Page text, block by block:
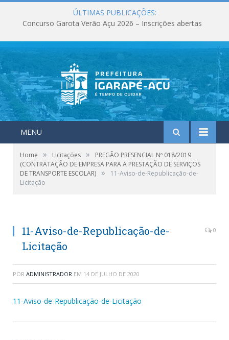
ÚLTIMAS PUBLICAÇÕES:
Concurso Garota Verão Açu 2026 – Inscrições abertas
MENU
Home » Licitações »
PREGÃO PRESENCIAL Nº 018/2019
(CONTRATAÇÃO DE EMPRESA PARA A PRESTAÇÃO DE SERVIÇOS
DE TRANSPORTE ESCOLAR) »
11-Aviso-de-Republicação-de-
Licitação
11-Aviso-de-Republicação-de-
Licitação
0
POR ADMINISTRADOR EM 14 DE JULHO DE 2020
11-Aviso-de-Republicação-de-Licitação